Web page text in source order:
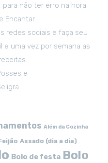
não ter erro na hora
Encantar.
redes sociais e faça seu
e uma vez por semana as
e
Além da Cozinha
Assado (dia a dia)
Bolo de festa Bolo